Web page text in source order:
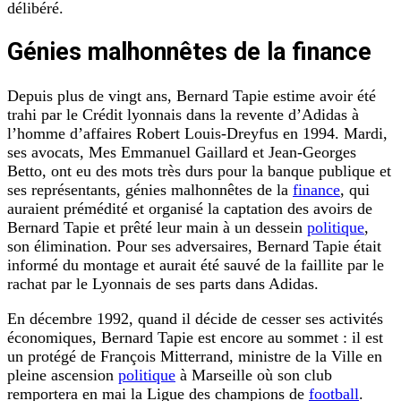
délibéré.
Génies malhonnêtes de la finance
Depuis plus de vingt ans, Bernard Tapie estime avoir été
trahi par le Crédit lyonnais dans la revente d’Adidas à
l’homme d’affaires Robert Louis-Dreyfus en 1994. Mardi,
ses avocats, Mes Emmanuel Gaillard et Jean-Georges
Betto, ont eu des mots très durs pour la banque publique et
ses représentants, génies malhonnêtes de la finance, qui
auraient prémédité et organisé la captation des avoirs de
Bernard Tapie et prêté leur main à un dessein politique,
son élimination. Pour ses adversaires, Bernard Tapie était
informé du montage et aurait été sauvé de la faillite par le
rachat par le Lyonnais de ses parts dans Adidas.
En décembre 1992, quand il décide de cesser ses activités
économiques, Bernard Tapie est encore au sommet : il est
un protégé de François Mitterrand, ministre de la Ville en
pleine ascension politique à Marseille où son club
remportera en mai la Ligue des champions de football.